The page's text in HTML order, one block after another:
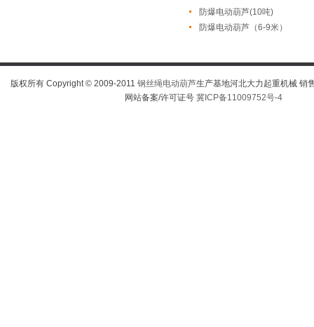
防爆电动葫芦(10吨)
防爆电动葫芦（6-9米）
版权所有 Copyright © 2009-2011 钢丝绳电动葫芦生产基地河北大力起重机械 销
网站备案/许可证号 冀ICP备11009752号-4